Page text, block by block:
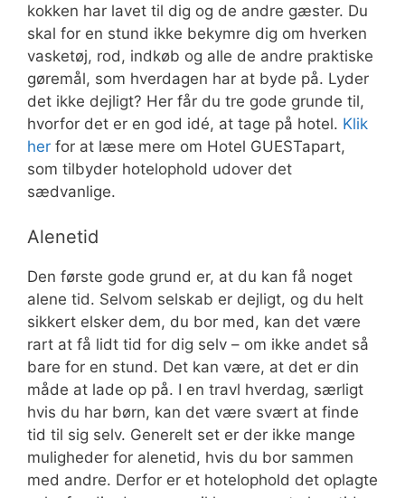
kokken har lavet til dig og de andre gæster. Du
skal for en stund ikke bekymre dig om hverken
vasketøj, rod, indkøb og alle de andre praktiske
gøremål, som hverdagen har at byde på. Lyder
det ikke dejligt? Her får du tre gode grunde til,
hvorfor det er en god idé, at tage på hotel. Klik
her for at læse mere om Hotel GUESTapart,
som tilbyder hotelophold udover det
sædvanlige.
Alenetid
Den første gode grund er, at du kan få noget
alene tid. Selvom selskab er dejligt, og du helt
sikkert elsker dem, du bor med, kan det være
rart at få lidt tid for dig selv – om ikke andet så
bare for en stund. Det kan være, at det er din
måde at lade op på. I en travl hverdag, særligt
hvis du har børn, kan det være svært at finde
tid til sig selv. Generelt set er der ikke mange
muligheder for alenetid, hvis du bor sammen
med andre. Derfor er et hotelophold det oplagte